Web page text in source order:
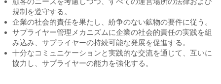
規制を遵守する。
企業の社会的責任を果たし、紛争のない鉱物の要件に従う。
サプライヤー管理メカニズムに企業の社会的責任の実践を組
み込み、サプライヤーの持続可能な発展を促進する。
十分なコミュニケーションと実践的な交流を通じて、互いに
協力し、サプライヤーの能力を強化する。